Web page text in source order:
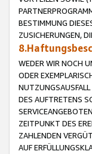
BESTIMMUNG
ZUSICHERUNGEN,
WEDER WIR NOCH
ODER
DES AUFTRETENS
ZEITPUNKT DES
ZAHLENDEN
AUF